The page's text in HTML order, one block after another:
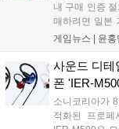
내 구매 인증
매하려면 일본
이 필수다. 해
러한 정책이
리고 있다....
게임뉴스 | 윤홍
사운드 디테
폰 'IER-
소니코리아가
적화된 프로페